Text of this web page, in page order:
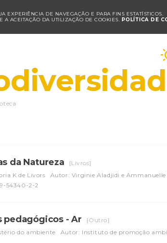
EXPERIÊNCIA DE NAVEGAÇÃO E PARA FINS ESTATÍSTICOS.
A ACEITAÇÃO DA UTILIZAÇÃO DE COOKIES. POLÍTICA DE
da Natureza
[Livros]
K de Livors
Autor: Virginie Aladjidi e Ammanuelle
54340-2-2
pedagógicos - Ar
[Outro]
do ambiente
Autor: Instituto de promoção